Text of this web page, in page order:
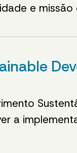
e missão
a